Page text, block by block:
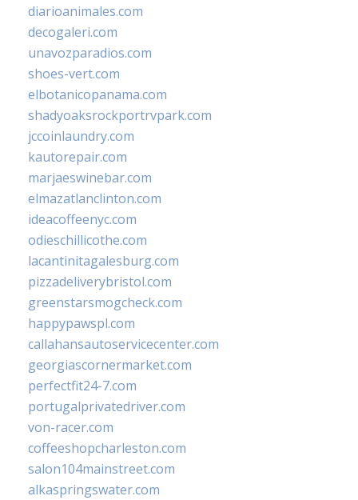
diarioanimales.com
decogaleri.com
unavozparadios.com
shoes-vert.com
elbotanicopanama.com
shadyoaksrockportrvpark.com
jccoinlaundry.com
kautorepair.com
marjaeswinebar.com
elmazatlanclinton.com
ideacoffeenyc.com
odieschillicothe.com
lacantinitagalesburg.com
pizzadeliverybristol.com
greenstarsmogcheck.com
happypawspl.com
callahansautoservicecenter.com
georgiascornermarket.com
perfectfit24-7.com
portugalprivatedriver.com
von-racer.com
coffeeshopcharleston.com
salon104mainstreet.com
alkaspringswater.com